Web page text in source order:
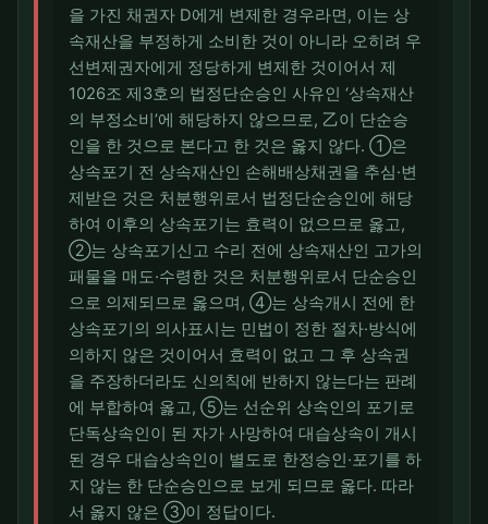
을 가진 채권자 D에게 변제한 경우라면, 이는 상
속재산을 부정하게 소비한 것이 아니라 오히려 우
선변제권자에게 정당하게 변제한 것이어서 제
1026조 제3호의 법정단순승인 사유인 ‘상속재산
의 부정소비’에 해당하지 않으므로, 乙이 단순승
인을 한 것으로 본다고 한 것은 옳지 않다. ①은
상속포기 전 상속재산인 손해배상채권을 추심·변
제받은 것은 처분행위로서 법정단순승인에 해당
하여 이후의 상속포기는 효력이 없으므로 옳고,
②는 상속포기신고 수리 전에 상속재산인 고가의
패물을 매도·수령한 것은 처분행위로서 단순승인
으로 의제되므로 옳으며, ④는 상속개시 전에 한
상속포기의 의사표시는 민법이 정한 절차·방식에
의하지 않은 것이어서 효력이 없고 그 후 상속권
을 주장하더라도 신의칙에 반하지 않는다는 판례
에 부합하여 옳고, ⑤는 선순위 상속인의 포기로
단독상속인이 된 자가 사망하여 대습상속이 개시
된 경우 대습상속인이 별도로 한정승인·포기를 하
지 않는 한 단순승인으로 보게 되므로 옳다. 따라
서 옳지 않은 ③이 정답이다.